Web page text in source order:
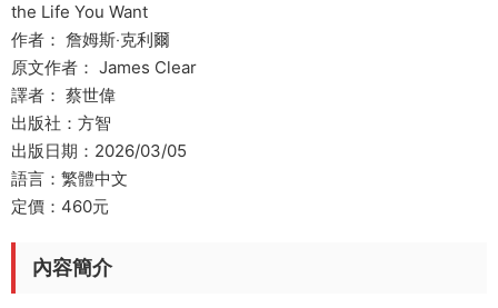
the Life You Want
作者： 詹姆斯‧克利爾
原文作者： James Clear
譯者： 蔡世偉
出版社：方智
出版日期：2026/03/05
語言：繁體中文
定價：460元
內容簡介